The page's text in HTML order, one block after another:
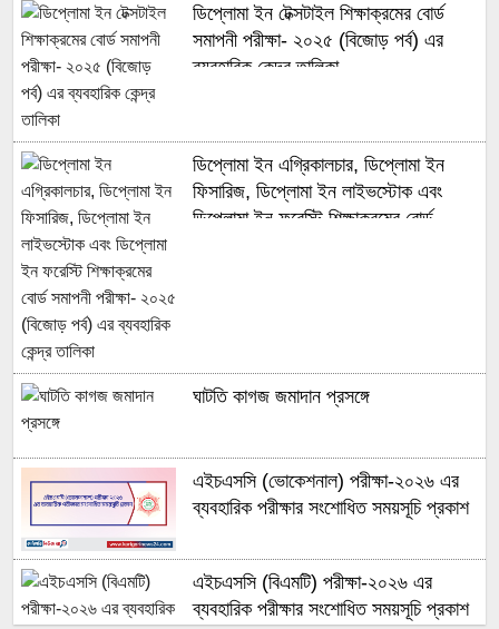
ডিপ্লোমা ইন টেক্সটাইল শিক্ষাক্রমের বোর্ড
সমাপনী পরীক্ষা- ২০২৫ (বিজোড় পর্ব) এর
ব্যবহারিক কেন্দ্র তালিকা
ডিপ্লোমা ইন এগ্রিকালচার, ডিপ্লোমা ইন
ফিসারিজ, ডিপ্লোমা ইন লাইভস্টোক এবং
ডিপ্লোমা ইন ফরেস্টি শিক্ষাক্রমের বোর্ড
ঘাটতি কাগজ জমাদান প্রসঙ্গে
এইচএসসি (ভোকেশনাল) পরীক্ষা-২০২৬ এর
ব্যবহারিক পরীক্ষার সংশোধিত সময়সূচি প্রকাশ
এইচএসসি (বিএমটি) পরীক্ষা-২০২৬ এর
ব্যবহারিক পরীক্ষার সংশোধিত সময়সূচি প্রকাশ